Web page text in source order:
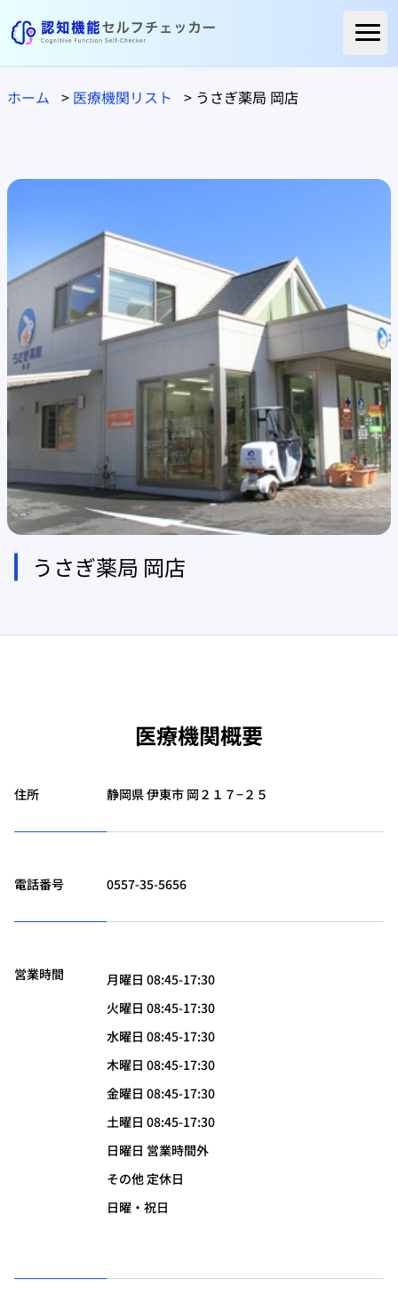
ホーム
ご利用者様の声
医療機関リスト
ホーム > 医療機関リスト > うさぎ薬局 岡店
うさぎ薬局 岡店
医療機関概要
住所 静岡県 伊東市 岡２１７−２５
電話番号 0557-35-5656
営業時間
月曜日 08:45-17:30
火曜日 08:45-17:30
水曜日 08:45-17:30
木曜日 08:45-17:30
金曜日 08:45-17:30
土曜日 08:45-17:30
日曜日 営業時間外
その他 定休日
日曜・祝日